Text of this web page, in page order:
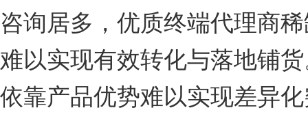
咨询居多，优质终端代理商
难以实现有效转化与落地铺
依靠产品优势难以实现差异